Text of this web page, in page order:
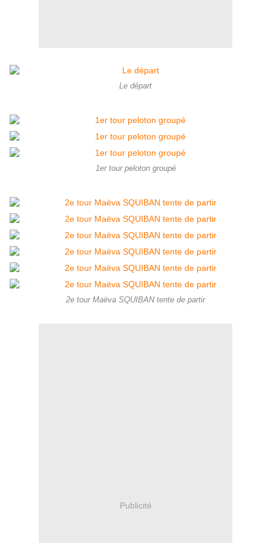
Le départ
1er tour peloton groupé
2e tour Maëva SQUIBAN tente de partir
Publicité